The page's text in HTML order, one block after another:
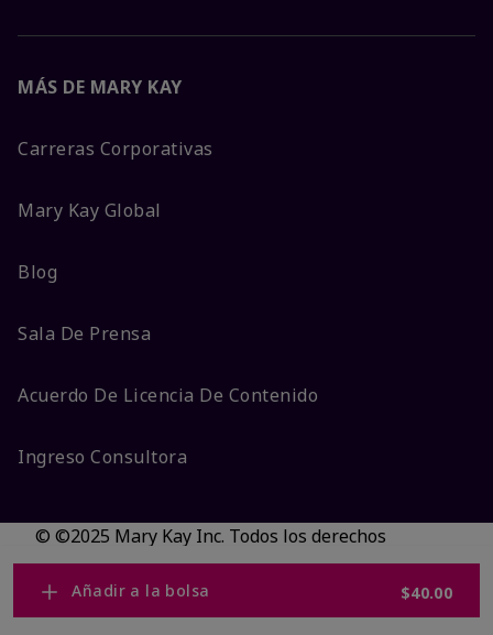
Añadir a la bolsa $40.00
MÁS DE MARY KAY
Carreras Corporativas
Mary Kay Global
Blog
Sala De Prensa
Acuerdo De Licencia De Contenido
Ingreso Consultora
© ©2025 Mary Kay Inc. Todos los derechos
reservados.
No vender/Preferencias de cookies